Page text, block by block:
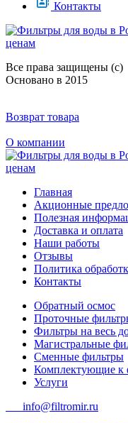
Контакты
Все права защищены (с)
Основано в 2015
Возврат товара
О компании
Главная
Акционные
Полезная
Доставка и оплата
Наши работы
Отзывы
Политика
Контакты
Обратный осмос
Проточные
Фильтры на весь
Магистральные
Сменные фильтры
Комплектующие к
Услуги
info@filtromir.ru